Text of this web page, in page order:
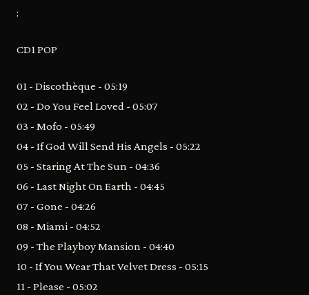
:
CD1 POP
01 - Discothèque - 05:19
02 - Do You Feel Loved - 05:07
03 - Mofo - 05:49
04 - If God Will Send His Angels - 05:22
05 - Staring At The Sun - 04:36
06 - Last Night On Earth - 04:45
07 - Gone - 04:26
08 - Miami - 04:52
09 - The Playboy Mansion - 04:40
10 - If You Wear That Velvet Dress - 05:15
11 - Please - 05:02